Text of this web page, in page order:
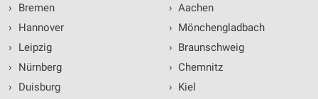
›
Bremen
›
Hannover
›
Leipzig
›
Nürnberg
›
Duisburg
› Aachen
› Mönchengladbach
› Braunschweig
› Chemnitz
› Kiel